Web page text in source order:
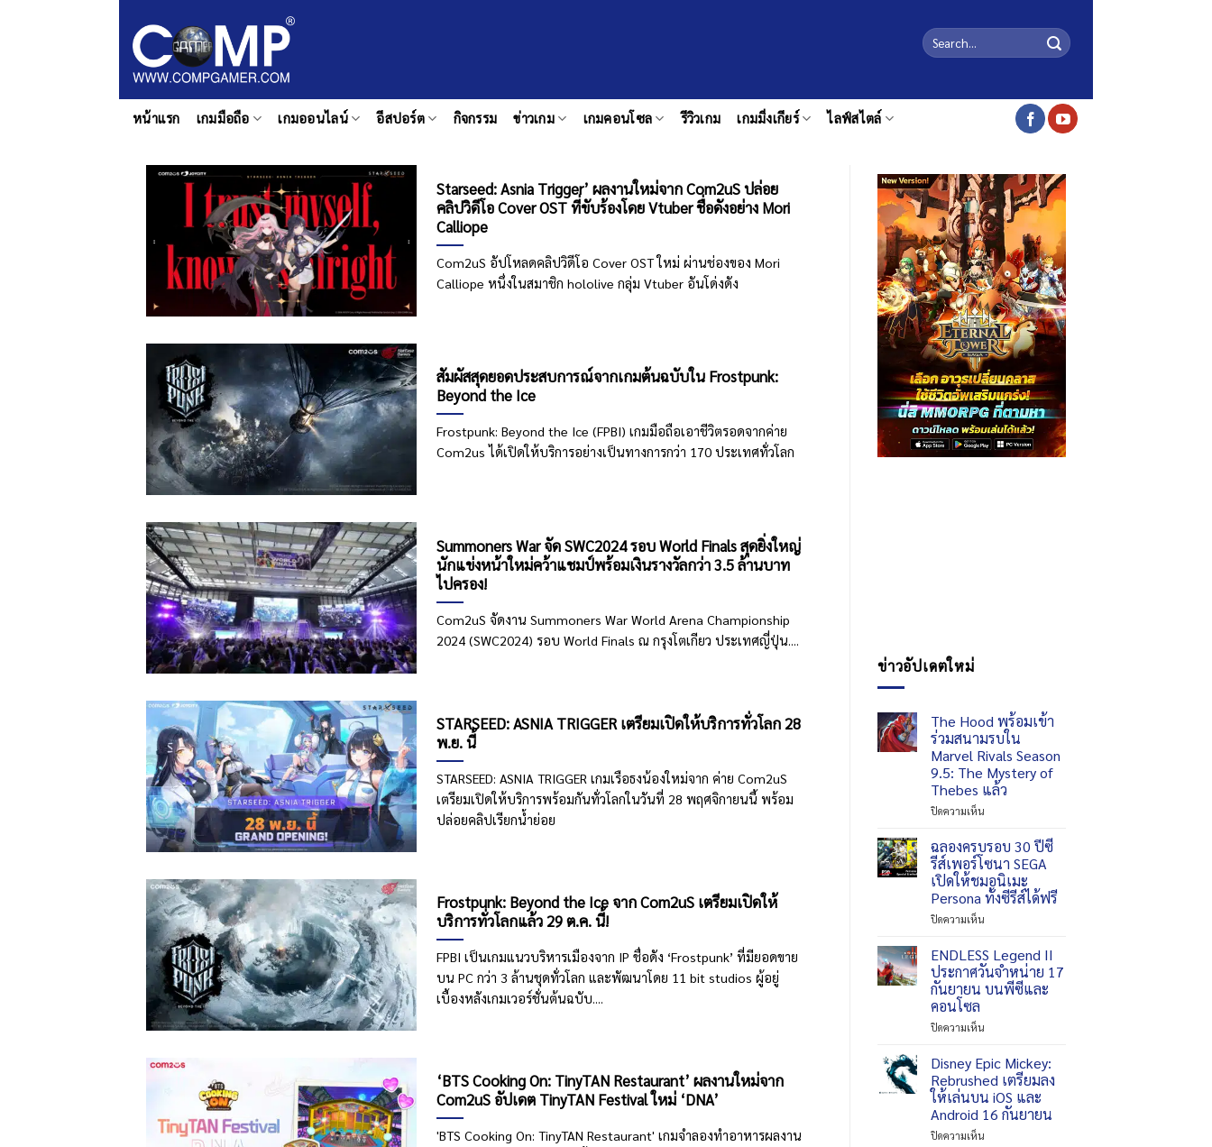
เนื้อหา
หน้าแรก เกมมือถือ เกมออนไลน์ อีสปอร์ต กิจกรรม ข่าวเกม เกมคอนโซล รีวิวเกม เกมมิ่งเกียร์ ไลฟ์สไตล์
Starseed: Asnia Trigger’ ผลงานใหม่จาก Com2uS ปล่อย
คลิปวิดีโอ Cover OST ที่ขับร้องโดย Vtuber ชื่อดังอย่าง Mori
Calliope
Com2uS อัปโหลดคลิปวิดีโอ Cover OST ใหม่ ผ่านช่องของ Mori
Calliope หนึ่งในสมาชิก hololive กลุ่ม Vtuber อันโด่งดัง
สัมผัสสุดยอดประสบการณ์จากเกมต้นฉบับใน Frostpunk:
Beyond the Ice
Frostpunk: Beyond the Ice (FPBI) เกมมือถือเอาชีวิตรอดจากค่าย
Com2us ได้เปิดให้บริการอย่างเป็นทางการกว่า 170 ประเทศทั่วโลก
Summoners War จัด SWC2024 รอบ World Finals สุดยิ่งใหญ่
นักแข่งหน้าใหม่คว้าแชมป์พร้อมเงินรางวัลกว่า 3.5 ล้านบาท
ไปครอง!
Com2uS จัดงาน Summoners War World Arena Championship
2024 (SWC2024) รอบ World Finals ณ กรุงโตเกียว ประเทศญี่ปุ่น....
STARSEED: ASNIA TRIGGER เตรียมเปิดให้บริการทั่วโลก 28
พ.ย. นี้
STARSEED: ASNIA TRIGGER เกมเรือธงน้องใหม่จาก ค่าย Com2uS
เตรียมเปิดให้บริการพร้อมกันทั่วโลกในวันที่ 28 พฤศจิกายนนี้ พร้อม
ปล่อยคลิปเรียกน้ำย่อย
Frostpunk: Beyond the Ice จาก Com2uS เตรียมเปิดให้
บริการทั่วโลกแล้ว 29 ต.ค. นี้!
FPBI เป็นเกมแนวบริหารเมืองจาก IP ชื่อดัง ‘Frostpunk’ ที่มียอดขาย
บน PC กว่า 3 ล้านชุดทั่วโลก และพัฒนาโดย 11 bit studios ผู้อยู่
เบื้องหลังเกมเวอร์ชั่นต้นฉบับ....
‘BTS Cooking On: TinyTAN Restaurant’ ผลงานใหม่จาก
Com2uS อัปเดต TinyTAN Festival ใหม่ ‘DNA’
'BTS Cooking On: TinyTAN Restaurant' เกมจำลองทำอาหารผลงาน
ข่าวอัปเดตใหม่
The Hood พร้อมเข้า
ร่วมสนามรบใน
Marvel Rivals Season
9.5: The Mystery of
Thebes แล้ว
ปิดความเห็น
Hood
พร้อม
เข้า
ร่วม
สนามรบ
Rivals
Season
9.5:
The
แล้ว
ฉลองครบรอบ 30 ปีซี
รีส์เพอร์โซนา SEGA
เปิดให้ชมอนิเมะ
Persona ทั้งซีรีส์ได้ฟรี
ปิดความเห็น
ครบ
รอบ
30
ปี
อร์
โซนา
SEGA
เปิด
ให้
ENDLESS Legend II
ประกาศวันจำหน่าย 17
กันยายน บนพีซีและ
คอนโซล
ปิดความเห็น
Legend
II
ประกาศ
วัน
จำหน่าย
Disney Epic Mickey:
Rebrushed เตรียมลง
ให้เล่นบน iOS และ
Android 16 กันยายน
ปิดความเห็น